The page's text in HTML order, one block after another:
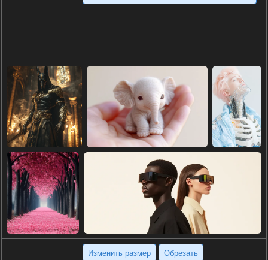
Изменить размер Обрезать